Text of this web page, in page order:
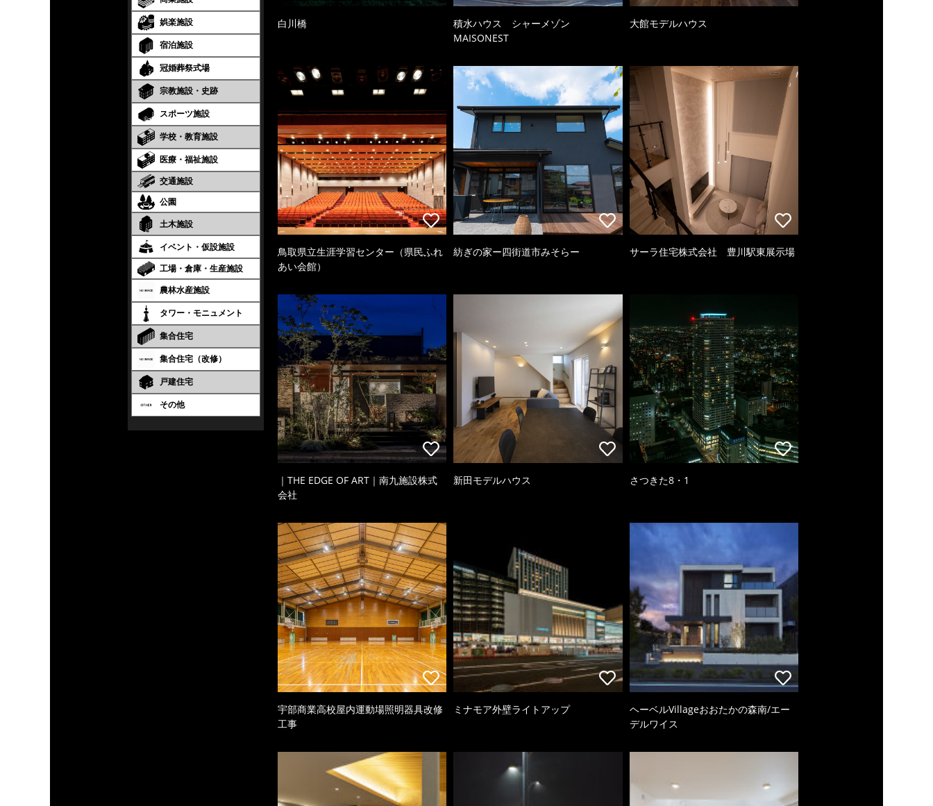
娯楽施設
宿泊施設
冠婚葬祭式場
宗教施設・史跡
スポーツ施設
学校・教育施設
医療・福祉施設
交通施設
公園
土木施設
イベント・仮設施設
工場・倉庫・生産施設
農林水産施設
タワー・モニュメント
集合住宅
集合住宅（改修）
戸建住宅
その他
白川橋
積水ハウス シャーメゾン
MAISONEST
大館モデルハウス
鳥取県立生涯学習センター（県民ふれ
あい会館）
紡ぎの家ー四街道市みそらー サーラ住宅株式会社 豊川駅東展示場
｜THE EDGE OF ART｜南九施設株式
会社
新田モデルハウス さつきた8・1
宇部商業高校屋内運動場照明器具改修
工事
ミナモア外壁ライトアップ
ヘーベルVillageおおたかの森南/エー
デルワイス